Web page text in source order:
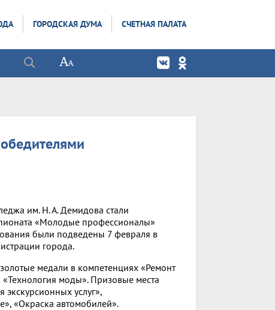
ГОРОДСКАЯ ДУМА СЧЕТНАЯ ПАЛАТА
им. Н. А. Демидова стали
«Молодые профессионалы»
были подведены 7 февраля в
города.
медали в компетенциях «Ремонт
моды». Призовые места
услуг»,
«Окраска автомобилей».